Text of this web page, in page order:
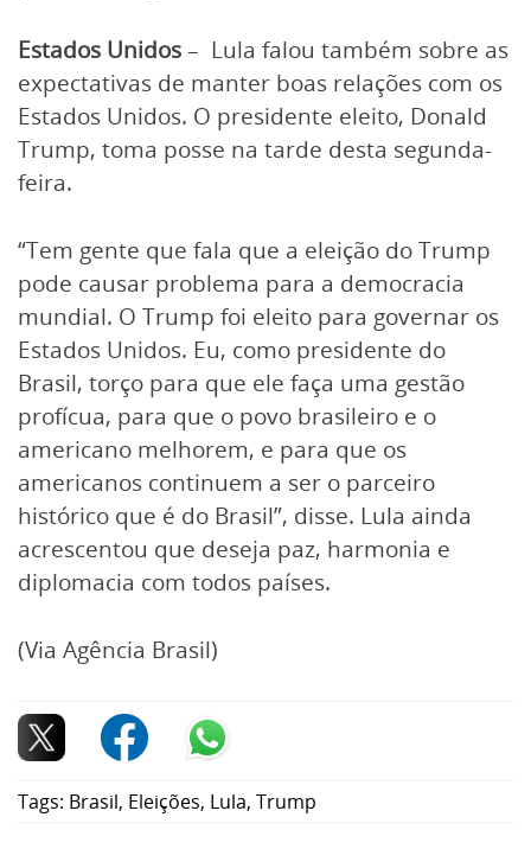
Estados Unidos– Lula falou também sobre as
expectativas de manter boas relações com os
Estados Unidos. O presidente eleito, Donald
Trump, toma posse na tarde desta segunda-
feira.
“Tem gente que fala que a eleição do Trump
pode causar problema para a democracia
mundial. O Trump foi eleito para governar os
Estados Unidos. Eu, como presidente do
Brasil, torço para que ele faça uma gestão
profícua, para que o povo brasileiro e o
americano melhorem, e para que os
americanos continuem a ser o parceiro
histórico que é do Brasil”, disse. Lula ainda
acrescentou que deseja paz, harmonia e
diplomacia com todos países.
(Via Agência Brasil)
Tags: Brasil, Eleições, Lula, Trump